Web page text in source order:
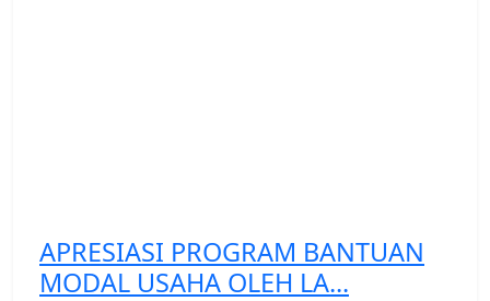
APRESIASI PROGRAM BANTUAN
MODAL USAHA OLEH LA...